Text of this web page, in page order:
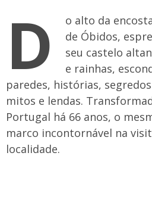
D
o alto da
de Óbidos,
seu castelo
e rainhas,
paredes, histórias,
mitos e lendas.
Portugal há 66 anos, o
marco incontornável na
localidade.